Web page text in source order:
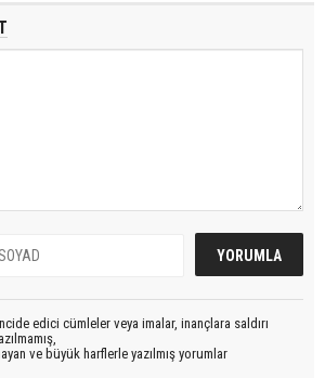
edici cümleler veya imalar, inançlara saldırı
ve büyük harflerle yazılmış yorumlar